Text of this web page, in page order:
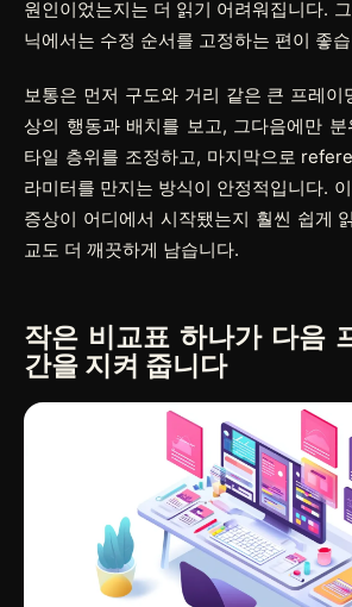
원인이었는지는 더 읽기 어려워집니다.
닉에서는 수정 순서를 고정하는 편이 좋
보통은 먼저 구도와 거리 같은 큰 프레이
상의 행동과 배치를 보고, 그다음에만
타일 층위를 조정하고, 마지막으로
라미터를 만지는 방식이 안정적입니다.
증상이 어디에서 시작됐는지 훨씬 쉽게
교도 더 깨끗하게 남습니다.
작은 비교표 하나가 다음
간을 지켜 줍니다